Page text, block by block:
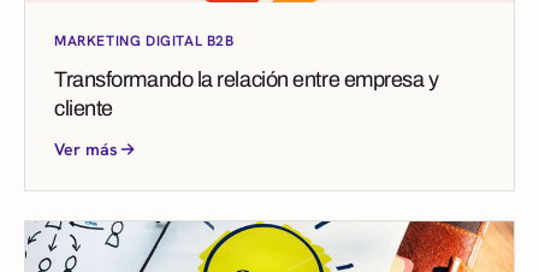
MARKETING DIGITAL B2B
Transformando la relación entre empresa y
cliente
Ver más